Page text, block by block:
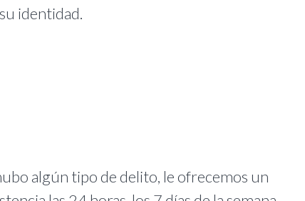
identidad.
algún tipo de delito, le ofrecemos un